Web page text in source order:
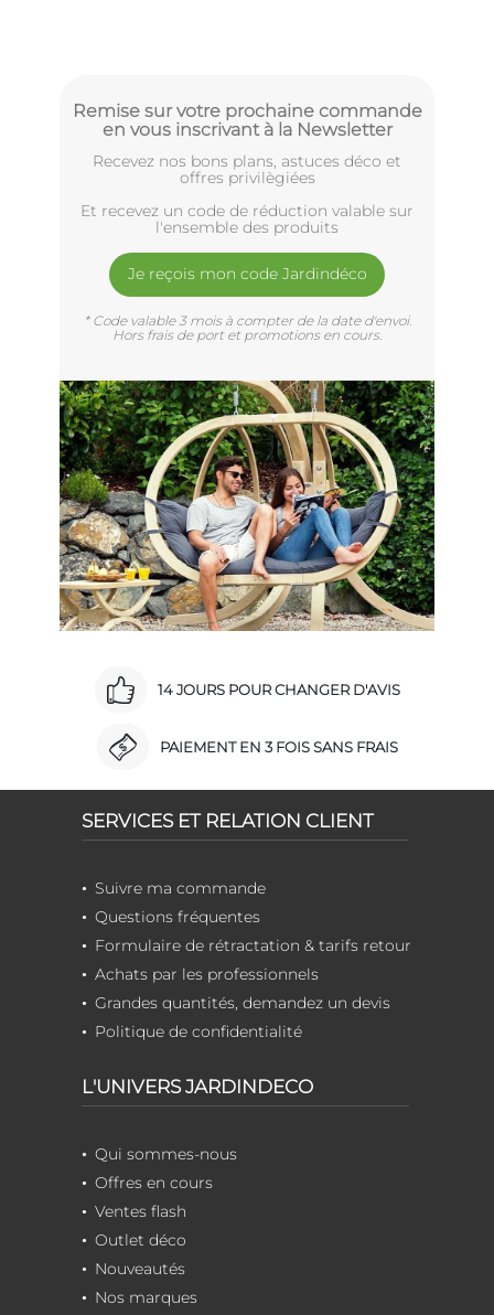
Remise sur votre prochaine commande
en vous inscrivant à la Newsletter
Recevez nos bons plans, astuces déco et
offres privilègiées
Et recevez un code de réduction valable sur
l'ensemble des produits
Je reçois mon code Jardindéco
* Code valable 3 mois à compter de la date d'envoi.
Hors frais de port et promotions en cours.
14 JOURS POUR CHANGER D'AVIS
PAIEMENT EN 3 FOIS SANS FRAIS
SERVICES ET RELATION CLIENT
Suivre ma commande
Questions fréquentes
Formulaire de rétractation & tarifs retour
Achats par les professionnels
Grandes quantités, demandez un devis
Politique de confidentialité
L'UNIVERS JARDINDECO
Qui sommes-nous
Offres en cours
Ventes flash
Outlet déco
Nouveautés
Nos marques